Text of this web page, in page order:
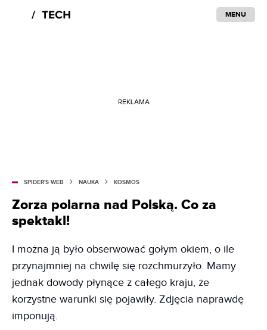
MENU
REKLAMA
SPIDER'S WEB NAUKA KOSMOS
Zorza polarna nad Polską. Co za
spektakl!
I można ją było obserwować gołym okiem, o ile
przynajmniej na chwilę się rozchmurzyło. Mamy
jednak dowody płynące z całego kraju, że
korzystne warunki się pojawiły. Zdjęcia naprawdę
imponują.